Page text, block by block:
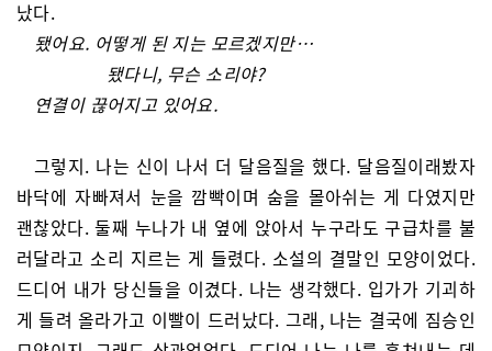
났다.
됐어요. 어떻게 된 지는 모르겠지만…
됐다니, 무슨 소리야?
연결이 끊어지고 있어요.
그렇지. 나는 신이 나서 더 달음질을 했다. 달음질이래봤자
바닥에 자빠져서 눈을 깜빡이며 숨을 몰아쉬는 게 다였지만
괜찮았다. 둘째 누나가 내 옆에 앉아서 누구라도 구급차를 불
러달라고 소리 지르는 게 들렸다. 소설의 결말인 모양이었다.
드디어 내가 당신들을 이겼다. 나는 생각했다. 입가가 기괴하
게 들려 올라가고 이빨이 드러났다. 그래, 나는 결국에 짐승인